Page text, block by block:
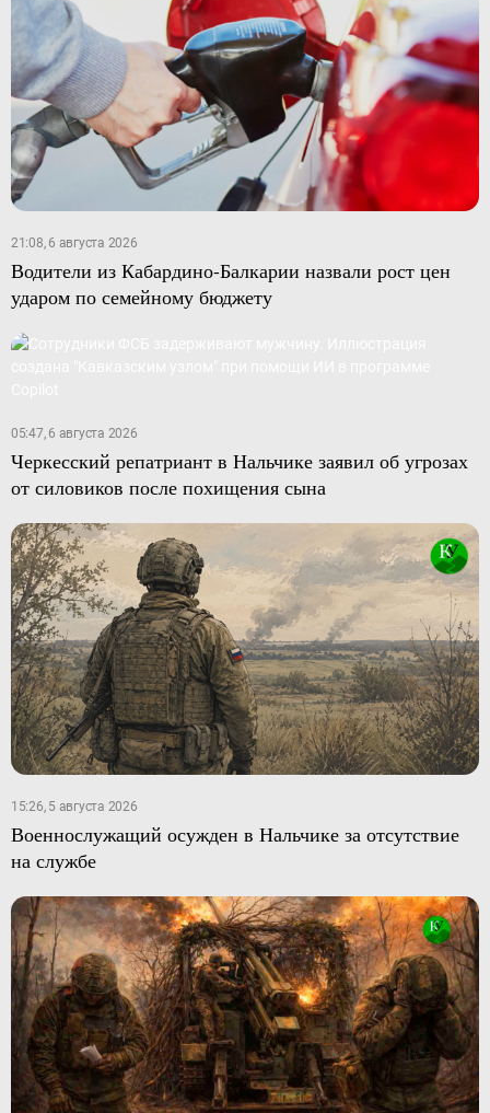
21:08, 6 августа 2026
Водители из Кабардино-Балкарии назвали рост цен
ударом по семейному бюджету
05:47, 6 августа 2026
Черкесский репатриант в Нальчике заявил об угрозах
от силовиков после похищения сына
15:26, 5 августа 2026
Военнослужащий осужден в Нальчике за отсутствие
на службе